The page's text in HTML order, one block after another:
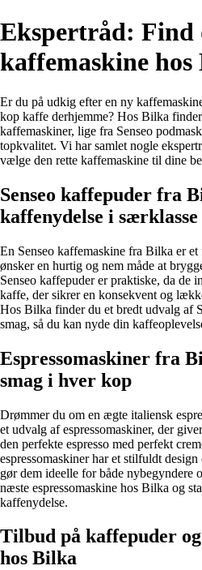
Ekspertråd: Find
kaffemaskine
Er du på udkig efter en ny
kop kaffe derhjemme? Hos Bilka
kaffemaskiner, lige fra Senseo
topkvalitet. Vi har samlet nogle
vælge den rette kaffemaskine til dine
Senseo kaffepuder fra
kaffenydelse i særklasse
En Senseo kaffemaskine fra Bilka er
ønsker en hurtig og nem måde at
Senseo kaffepuder er praktiske, da de
kaffe, der sikrer en konsekvent og
Hos Bilka finder du et bredt udvalg af
smag, så du kan nyde din
Espressomaskiner fra
smag i hver kop
Drømmer du om en ægte italiensk
et udvalg af espressomaskiner, der
den perfekte espresso med perfekt
espressomaskiner har et stilfuldt
gør dem ideelle for både nybegyndere
næste espressomaskine hos Bilka og
kaffenydelse.
Tilbud på kaffepuder
hos Bilka